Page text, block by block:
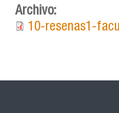
Archivo:
10-resenas1-